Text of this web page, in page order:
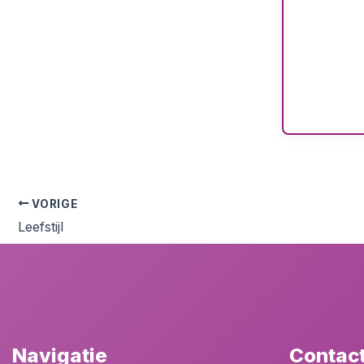
VORIGE
Leefstijl
Navigatie